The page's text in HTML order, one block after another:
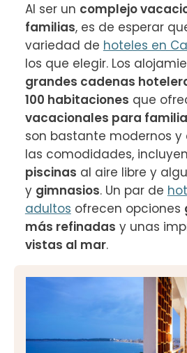
Al ser un complejo
familias, es de esperar
variedad de hoteles en
grandes cadenas
100 habitaciones que
vacacionales para
son bastante modernos
las comodidades,
piscinas al aire libre y
y gimnasios. Un par de
adultos ofrecen opciones
más refinadas
vistas al mar.